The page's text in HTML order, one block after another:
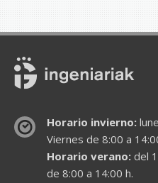
Horario invierno:
Viernes de 8:00 a
Horario verano:del
de 8:00 a 14:00 h.